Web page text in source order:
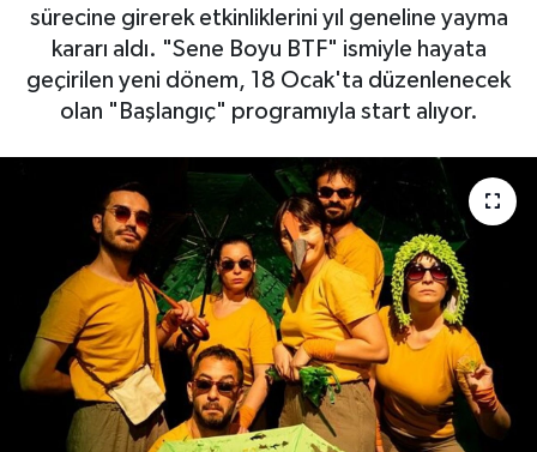
sürecine girerek etkinliklerini yıl geneline yayma
kararı aldı. "Sene Boyu BTF" ismiyle hayata
geçirilen yeni dönem, 18 Ocak'ta düzenlenecek
olan "Başlangıç" programıyla start alıyor.
Son Dakika Haberleri
Haber Arşivi